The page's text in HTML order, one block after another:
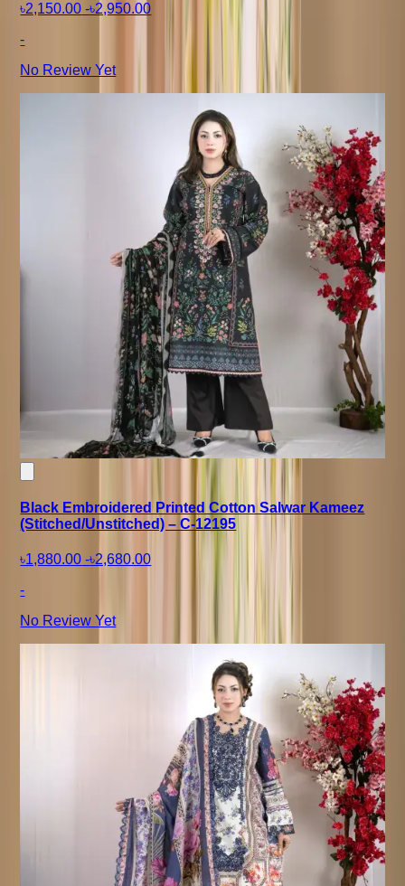
৳2,150.00 -৳2,950.00
-
No Review Yet
Black Embroidered Printed Cotton Salwar Kameez
(Stitched/Unstitched) – C-12195
৳1,880.00 -৳2,680.00
-
No Review Yet